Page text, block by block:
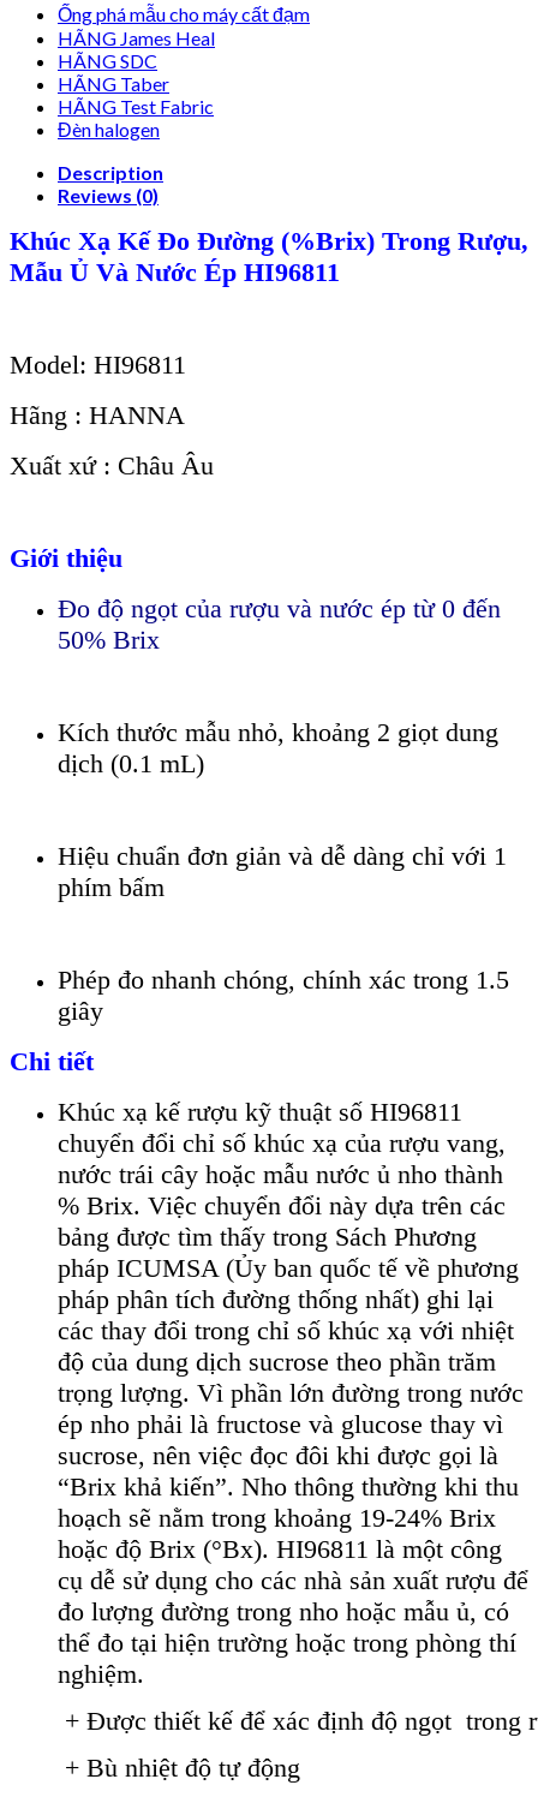
Ống phá mẫu cho máy cất đạm
HÃNG James Heal
HÃNG SDC
HÃNG Taber
HÃNG Test Fabric
Đèn halogen
Description
Reviews (0)
Khúc Xạ Kế Đo Đường (%Brix) Trong Rượu,
Mẫu Ủ Và Nước Ép HI96811
Model: HI96811
Hãng : HANNA
Xuất xứ : Châu Âu
Giới thiệu
Đo độ ngọt của rượu và nước ép từ 0 đến
50% Brix
Kích thước mẫu nhỏ, khoảng 2 giọt dung
dịch (0.1 mL)
Hiệu chuẩn đơn giản và dễ dàng chỉ với 1
phím bấm
Phép đo nhanh chóng, chính xác trong 1.5
giây
Chi tiết
Khúc xạ kế rượu kỹ thuật số HI96811
chuyển đổi chỉ số khúc xạ của rượu vang,
nước trái cây hoặc mẫu nước ủ nho thành
% Brix. Việc chuyển đổi này dựa trên các
bảng được tìm thấy trong Sách Phương
pháp ICUMSA (Ủy ban quốc tế về phương
pháp phân tích đường thống nhất) ghi lại
các thay đổi trong chỉ số khúc xạ với nhiệt
độ của dung dịch sucrose theo phần trăm
trọng lượng. Vì phần lớn đường trong nước
ép nho phải là fructose và glucose thay vì
sucrose, nên việc đọc đôi khi được gọi là
“Brix khả kiến”. Nho thông thường khi thu
hoạch sẽ nằm trong khoảng 19-24% Brix
hoặc độ Brix (°Bx). HI96811 là một công
cụ dễ sử dụng cho các nhà sản xuất rượu để
đo lượng đường trong nho hoặc mẫu ủ, có
thể đo tại hiện trường hoặc trong phòng thí
nghiệm.
+ Được thiết kế để xác định độ ngọt  trong
+ Bù nhiệt độ tự động